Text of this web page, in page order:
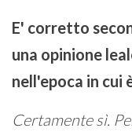
E' corretto
una opinione
nell'epoca in cui
Certamente sì.